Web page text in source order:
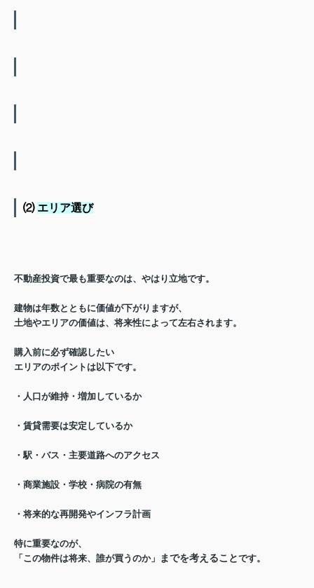
⑵ エリア選び
不動産投資で最も重要なのは、 やはり立地です。
建物は年数とともに価値が下がりますが、
土地やエリアの価値は、 将来性によって左右されます。
購入前に必ず確認したい
エリアのポイントは以下です。
・人口が維持・増加しているか
・賃貸需要は安定しているか
・駅・バス・主要道路へのアクセス
・商業施設・学校・病院の有無
・将来的な再開発やインフラ計画
特に重要なのが、
「この物件は将来、誰が買うのか」
までを考えることです。